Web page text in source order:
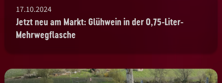
17.10.2024
Jetzt neu am Markt: Glühwein in der 0,75-Liter-
Mehrwegflasche